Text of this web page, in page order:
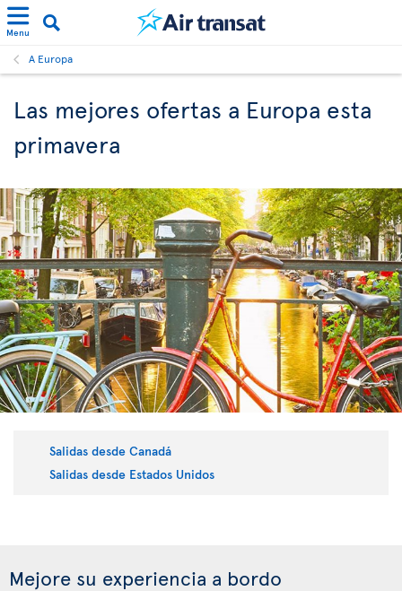
Menu
A Europa
Las mejores ofertas a Europa esta
primavera
Salidas desde Canadá
Salidas desde Estados Unidos
Mejore su experiencia a bordo